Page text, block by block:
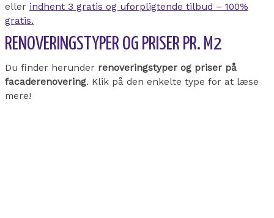
eller indhent 3 gratis og uforpligtende tilbud – 100%
gratis.
RENOVERINGSTYPER OG PRISER PR. M2
Du finder herunder renoveringstyper og priser på
facaderenovering. Klik på den enkelte type for at læse
mere!